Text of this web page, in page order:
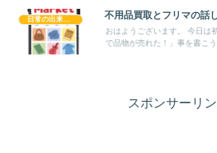
不用品買取とフリマの話
おはようございます。 今日は
で品物が売れた！」事を書こう
スポンサーリ